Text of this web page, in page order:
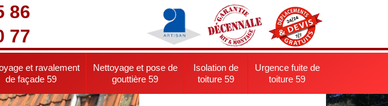
86
77
et ravalement
de façade 59
Nettoyage et pose de
gouttière 59
Isolation de
toiture 59
Urgence fuite de
toiture 59